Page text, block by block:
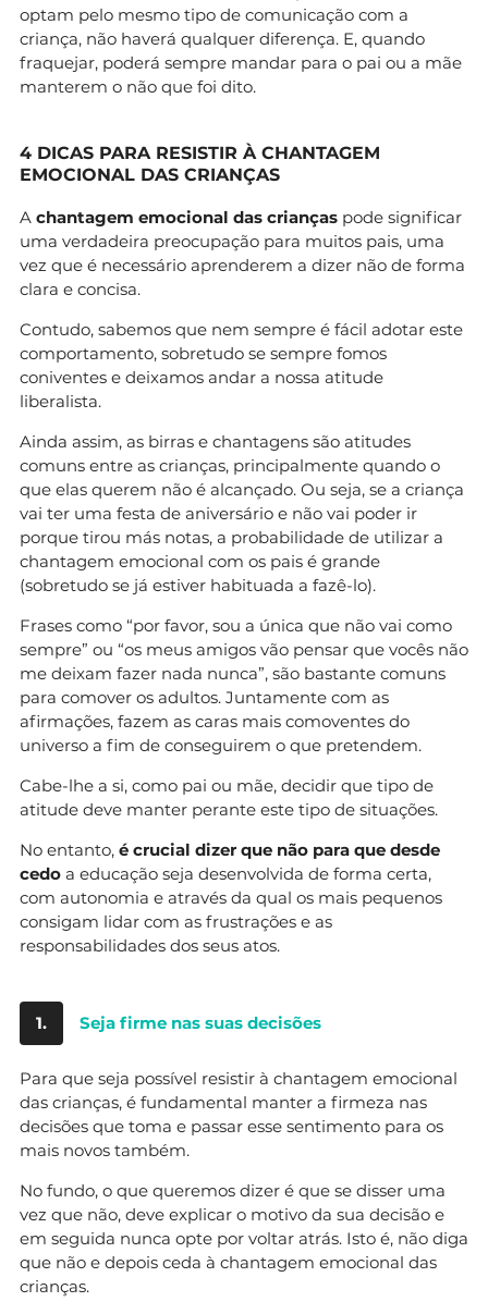
optam pelo mesmo tipo de comunicação com a
criança, não haverá qualquer diferença. E, quando
fraquejar, poderá sempre mandar para o pai ou a mãe
manterem o não que foi dito.
4 DICAS PARA RESISTIR À CHANTAGEM
EMOCIONAL DAS CRIANÇAS
A chantagem emocional das crianças pode significar
uma verdadeira preocupação para muitos pais, uma
vez que é necessário aprenderem a dizer não de forma
clara e concisa.
Contudo, sabemos que nem sempre é fácil adotar este
comportamento, sobretudo se sempre fomos
coniventes e deixamos andar a nossa atitude
liberalista.
Ainda assim, as birras e chantagens são atitudes
comuns entre as crianças, principalmente quando o
que elas querem não é alcançado. Ou seja, se a criança
vai ter uma festa de aniversário e não vai poder ir
porque tirou más notas, a probabilidade de utilizar a
chantagem emocional com os pais é grande
(sobretudo se já estiver habituada a fazê-lo).
Frases como “por favor, sou a única que não vai como
sempre” ou “os meus amigos vão pensar que vocês não
me deixam fazer nada nunca”, são bastante comuns
para comover os adultos. Juntamente com as
afirmações, fazem as caras mais comoventes do
universo a fim de conseguirem o que pretendem.
Cabe-lhe a si, como pai ou mãe, decidir que tipo de
atitude deve manter perante este tipo de situações.
No entanto, é crucial dizer que não para que desde
cedo a educação seja desenvolvida de forma certa,
com autonomia e através da qual os mais pequenos
consigam lidar com as frustrações e as
responsabilidades dos seus atos.
1. Seja firme nas suas decisões
Para que seja possível resistir à chantagem emocional
das crianças, é fundamental manter a firmeza nas
decisões que toma e passar esse sentimento para os
mais novos também.
No fundo, o que queremos dizer é que se disser uma
vez que não, deve explicar o motivo da sua decisão e
em seguida nunca opte por voltar atrás. Isto é, não diga
que não e depois ceda à chantagem emocional das
crianças.